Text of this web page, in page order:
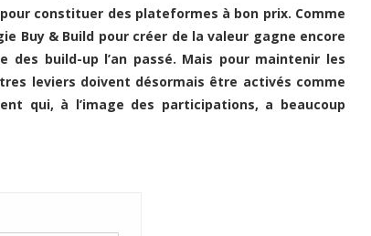
constituer des plateformes à bon prix. Comme
Buy & Build pour créer de la valeur gagne encore
build-up l’an passé. Mais pour maintenir les
leviers doivent désormais être activés comme
qui, à l’image des participations, a beaucoup